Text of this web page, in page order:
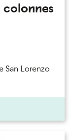
colonnes
San Lorenzo